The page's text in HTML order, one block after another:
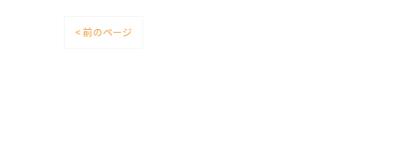
< 前のページ